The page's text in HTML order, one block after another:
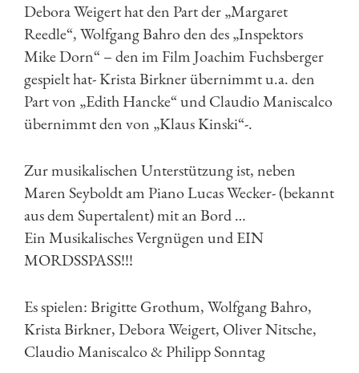
Debora Weigert hat den Part der „Margaret
Reedle“, Wolfgang Bahro den des „Inspektors
Mike Dorn“ – den im Film Joachim Fuchsberger
gespielt hat- Krista Birkner übernimmt u.a. den
Part von „Edith Hancke“ und Claudio Maniscalco
übernimmt den von „Klaus Kinski“-.
Zur musikalischen Unterstützung ist, neben
Maren Seyboldt am Piano Lucas Wecker- (bekannt
aus dem Supertalent) mit an Bord …
Ein Musikalisches Vergnügen und EIN
MORDSSPASS!!!
Es spielen: Brigitte Grothum, Wolfgang Bahro,
Krista Birkner, Debora Weigert, Oliver Nitsche,
Claudio Maniscalco & Philipp Sonntag